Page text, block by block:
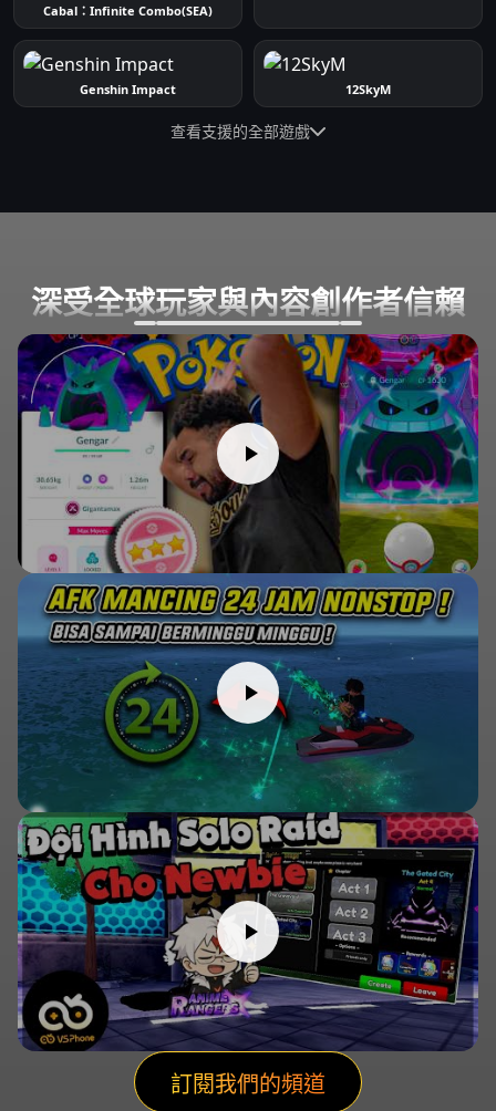
Cabal：Infinite Combo(SEA)
Genshin Impact 12SkyM
查看支援的全部遊戲
深受全球玩家與內容創作者信賴
訂閱我們的頻道